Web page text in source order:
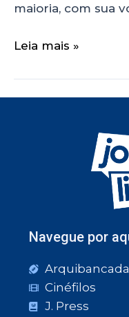
maioria, com sua
Leia mais »
Navegue por
Arquibancada
Cinéfilos
J. Press